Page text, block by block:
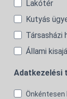
Lakótér
Kutyás
Társasházi
Állami
Adatkezelési
Önkéntesen